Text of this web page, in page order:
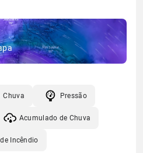
Chuva Pressão
Acumulado de Chuva
Incêndio